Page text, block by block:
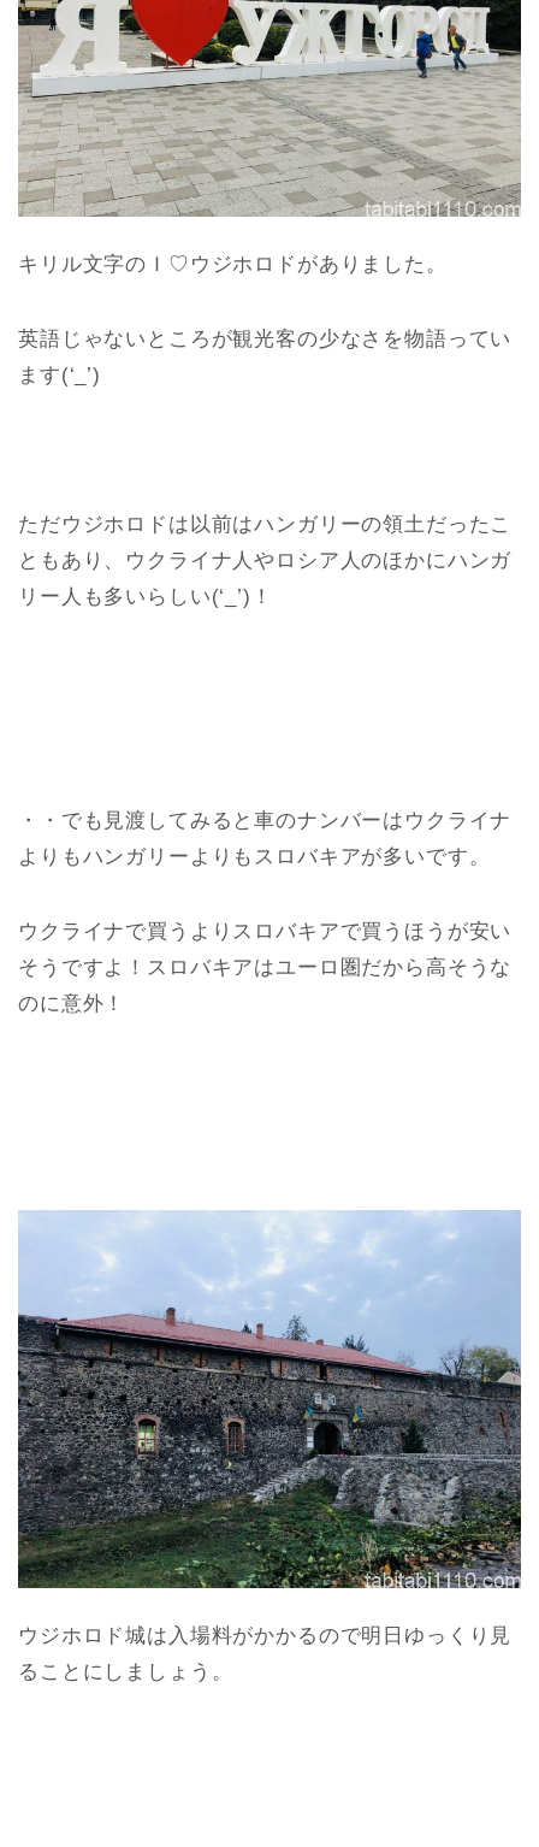
キリル文字のＩ♡ウジホロドがありました。
英語じゃないところが観光客の少なさを物語ってい
ます(‘_’)
ただウジホロドは以前はハンガリーの領土だったこ
ともあり、ウクライナ人やロシア人のほかにハンガ
リー人も多いらしい(‘_’)！
・・でも見渡してみると車のナンバーはウクライナ
よりもハンガリーよりもスロバキアが多いです。
ウクライナで買うよりスロバキアで買うほうが安い
そうですよ！スロバキアはユーロ圏だから高そうな
のに意外！
ウジホロド城は入場料がかかるので明日ゆっくり見
ることにしましょう。